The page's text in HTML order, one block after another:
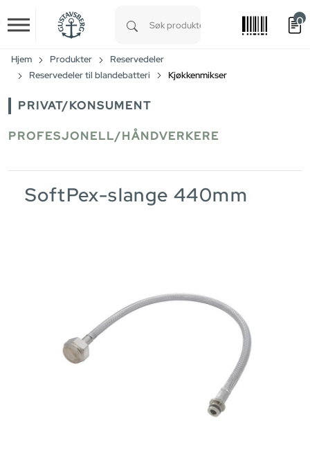
Skip to main content
0
Hjem Produkter
Reservedeler
Reservedeler til blandebatteri
Kjøkkenmikser
PRIVAT/KONSUMENT
PROFESJONELL/HÅNDVERKERE
SoftPex-slange 440mm